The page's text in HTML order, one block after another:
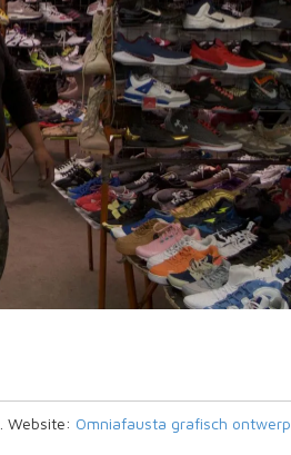
. Website: Omniafausta grafisch ontwerp